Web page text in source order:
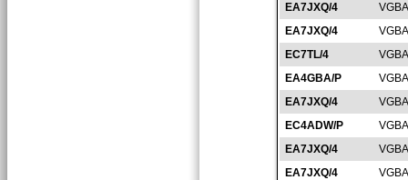
EA7JXQ/4
EA7JXQ/4
EC7TL/4
EA4GBA/P
EA7JXQ/4
EC4ADW/P
EA7JXQ/4
EA7JXQ/4